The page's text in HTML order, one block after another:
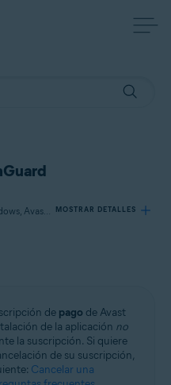
Se aplica a Avast BreachGuard para Windows, Avast BreachGuard para Mac MOSTRAR DETALLES
Education
Education - 32 o 64 bits
de pago de Avast
de la aplicación no
la suscripción. Si quiere
de su suscripción,
Cancelar una